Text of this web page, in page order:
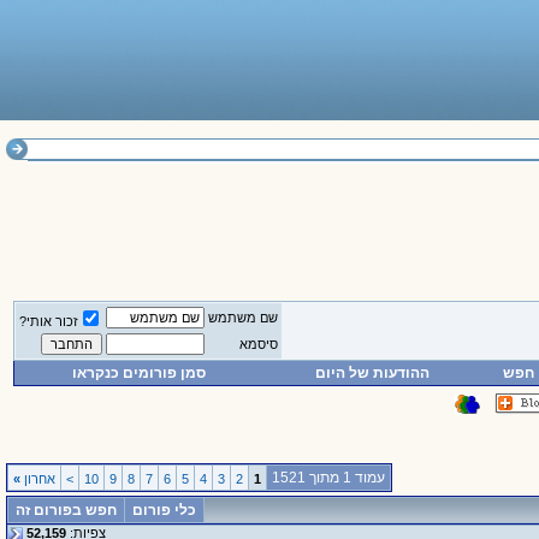
שם משתמש
זכור אותי?
סיסמא
חפש ההודעות של היום סמן פורומים כנקראו
עמוד 1 מתוך 1521 1
2
3
4
5
6
7
8
9
10
> אחרון »
כלי פורום חפש בפורום זה
צפיות: 52,159